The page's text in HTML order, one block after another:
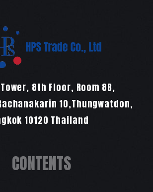
8th Floor, Room 8B,
10,Thungwatdon,
10120 Thailand
CONTENTS